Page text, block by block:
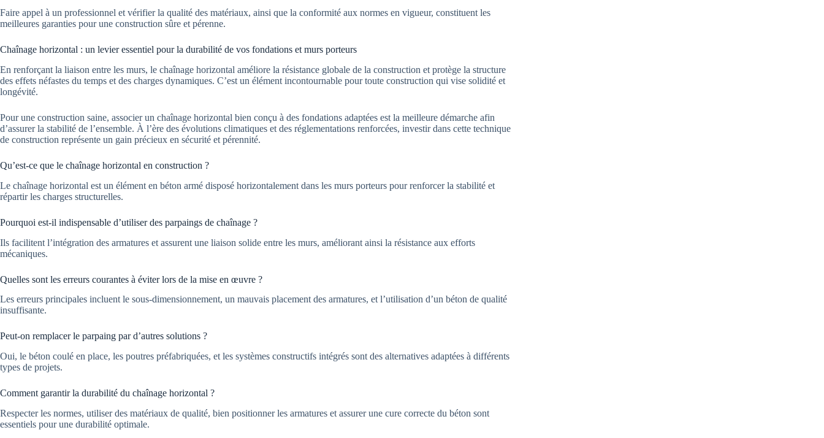
Faire appel à un professionnel et vérifier la qualité des matériaux, ainsi que la conformité aux normes en vigueur, constituent les
meilleures garanties pour une construction sûre et pérenne.
Chaînage horizontal : un levier essentiel pour la durabilité de vos fondations et murs porteurs
En renforçant la liaison entre les murs, le chaînage horizontal améliore la résistance globale de la construction et protège la structure
des effets néfastes du temps et des charges dynamiques. C’est un élément incontournable pour toute construction qui vise solidité et
longévité.
Pour une construction saine, associer un chaînage horizontal bien conçu à des fondations adaptées est la meilleure démarche afin
d’assurer la stabilité de l’ensemble. À l’ère des évolutions climatiques et des réglementations renforcées, investir dans cette technique
de construction représente un gain précieux en sécurité et pérennité.
Qu’est-ce que le chaînage horizontal en construction ?
Le chaînage horizontal est un élément en béton armé disposé horizontalement dans les murs porteurs pour renforcer la stabilité et
répartir les charges structurelles.
Pourquoi est-il indispensable d’utiliser des parpaings de chaînage ?
Ils facilitent l’intégration des armatures et assurent une liaison solide entre les murs, améliorant ainsi la résistance aux efforts
mécaniques.
Quelles sont les erreurs courantes à éviter lors de la mise en œuvre ?
Les erreurs principales incluent le sous-dimensionnement, un mauvais placement des armatures, et l’utilisation d’un béton de qualité
insuffisante.
Peut-on remplacer le parpaing par d’autres solutions ?
Oui, le béton coulé en place, les poutres préfabriquées, et les systèmes constructifs intégrés sont des alternatives adaptées à différents
types de projets.
Comment garantir la durabilité du chaînage horizontal ?
Respecter les normes, utiliser des matériaux de qualité, bien positionner les armatures et assurer une cure correcte du béton sont
essentiels pour une durabilité optimale.